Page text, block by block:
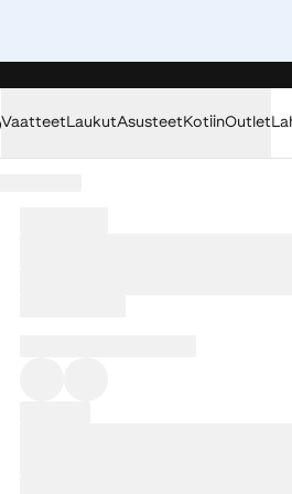
VaatteetLaukutAsusteetKotiinOutlet